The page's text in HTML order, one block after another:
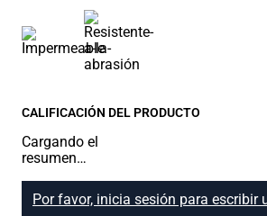
CALIFICACIÓN DEL PRODUCTO
Cargando el
resumen…
Por favor, inicia sesión para escribir